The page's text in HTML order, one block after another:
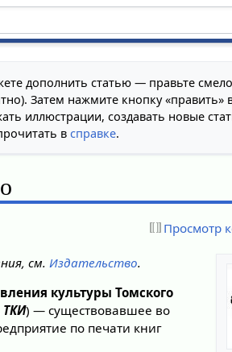
дополнить статью — правьте
Затем нажмите кнопку «править»
иллюстрации, создавать новые
в справке.
Просмотр
см. Издательство.
культуры Томского
ТКИ) — существовавшее во
по печати книг